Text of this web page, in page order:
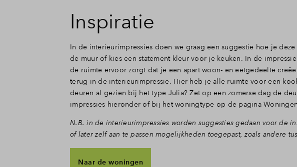
Inspiratie
In de interieurimpressies doen we graag een suggestie hoe je
de muur of kies een statement kleur voor je keuken. In de
de ruimte ervoor zorgt dat je een apart woon- en eetgedeelte
terug in de interieurimpressie. Hier heb je alle ruimte voor een
deuren al gezien bij het type Julia? Zet op een zomerse dag de
impressies hieronder of bij het woningtype op de pagina
N.B. in de interieurimpressies worden suggesties gedaan voor de
of later zelf aan te passen mogelijkheden toegepast, zoals andere
Naar de woningen